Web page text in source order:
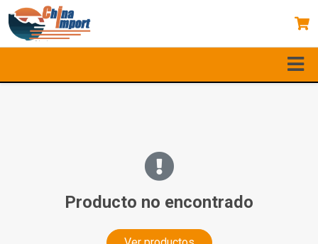
Producto no encontrado